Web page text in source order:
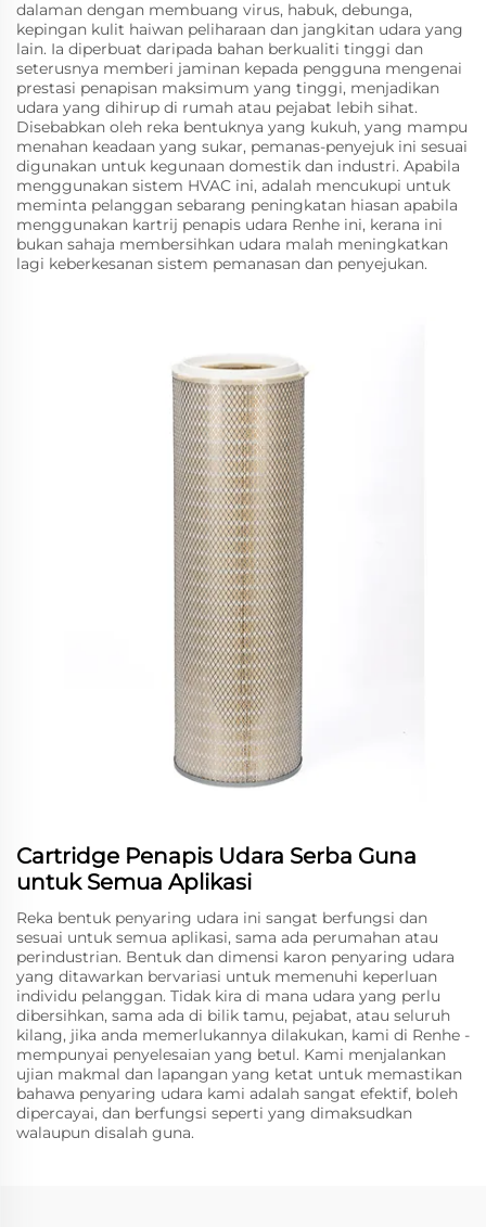
dalaman dengan membuang virus, habuk, debunga,
kepingan kulit haiwan peliharaan dan jangkitan udara yang
lain. Ia diperbuat daripada bahan berkualiti tinggi dan
seterusnya memberi jaminan kepada pengguna mengenai
prestasi penapisan maksimum yang tinggi, menjadikan
udara yang dihirup di rumah atau pejabat lebih sihat.
Disebabkan oleh reka bentuknya yang kukuh, yang mampu
menahan keadaan yang sukar, pemanas-penyejuk ini sesuai
digunakan untuk kegunaan domestik dan industri. Apabila
menggunakan sistem HVAC ini, adalah mencukupi untuk
meminta pelanggan sebarang peningkatan hiasan apabila
menggunakan kartrij penapis udara Renhe ini, kerana ini
bukan sahaja membersihkan udara malah meningkatkan
lagi keberkesanan sistem pemanasan dan penyejukan.
Cartridge Penapis Udara Serba Guna
untuk Semua Aplikasi
Reka bentuk penyaring udara ini sangat berfungsi dan
sesuai untuk semua aplikasi, sama ada perumahan atau
perindustrian. Bentuk dan dimensi karon penyaring udara
yang ditawarkan bervariasi untuk memenuhi keperluan
individu pelanggan. Tidak kira di mana udara yang perlu
dibersihkan, sama ada di bilik tamu, pejabat, atau seluruh
kilang, jika anda memerlukannya dilakukan, kami di Renhe -
mempunyai penyelesaian yang betul. Kami menjalankan
ujian makmal dan lapangan yang ketat untuk memastikan
bahawa penyaring udara kami adalah sangat efektif, boleh
dipercayai, dan berfungsi seperti yang dimaksudkan
walaupun disalah guna.